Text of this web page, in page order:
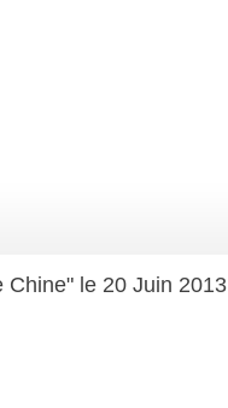
Chine" le 20 Juin 2013